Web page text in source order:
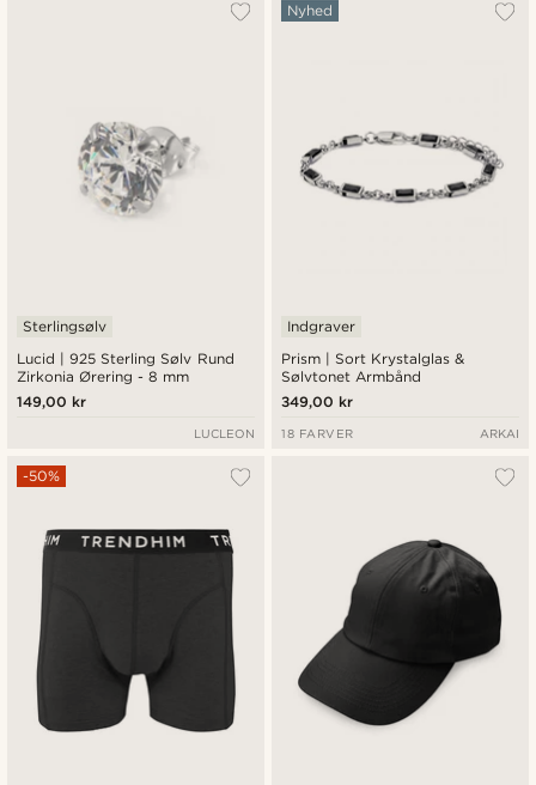
Lucid | 925 Sterling Sølv Rund
Zirkonia Ørering - 8 mm
Sterlingsølv
149,00 kr
LUCLEON
Prism | Sort Krystalglas &
Sølvtonet Armbånd
Nyhed
Indgraver
349,00 kr
18 FARVER ARKAI
-50%